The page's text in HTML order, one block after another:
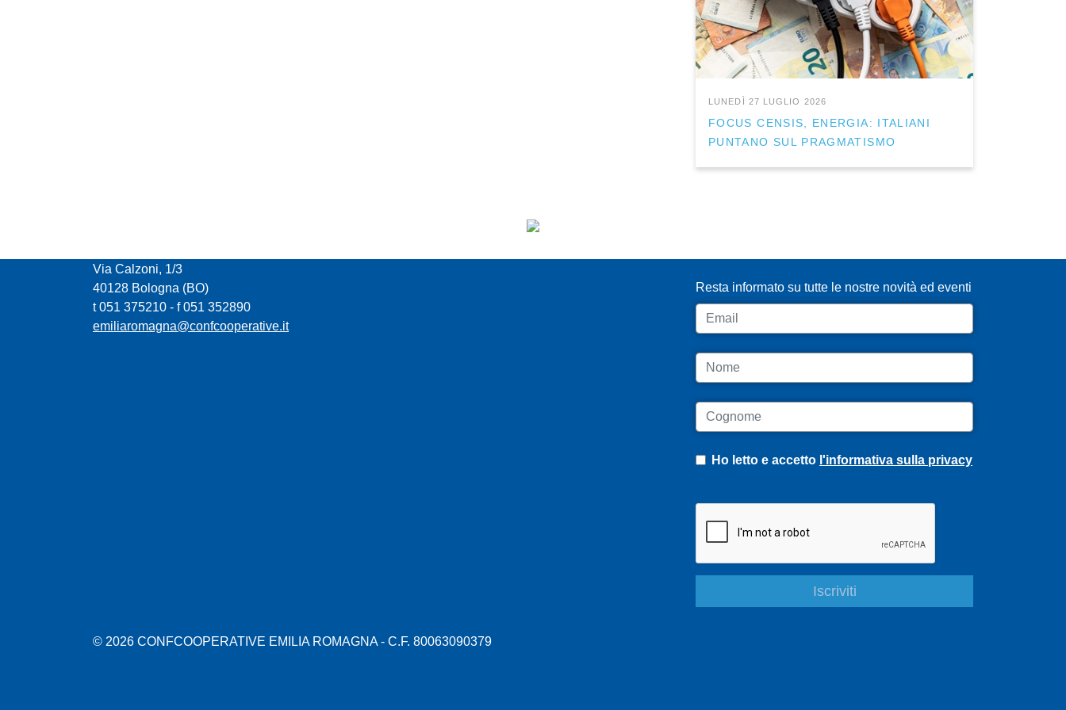
LUNEDÌ 27 LUGLIO 2026
FOCUS CENSIS, ENERGIA: ITALIANI
PUNTANO SUL PRAGMATISMO
Resta informato su tutte le nostre novità ed eventi
Email
Nome
Cognome
Ho letto e accetto l'informativa sulla privacy
Via Calzoni, 1/3
40128 Bologna (BO)
t 051 375210 - f 051 352890
emiliaromagna@confcooperative.it
© 2026 CONFCOOPERATIVE EMILIA ROMAGNA - C.F. 80063090379